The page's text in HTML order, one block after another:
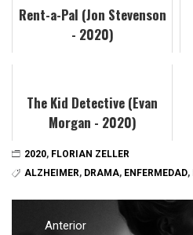
Rent-a-Pal (Jon Stevenson
- 2020)
The Kid Detective (Evan
Morgan - 2020)
2020, FLORIAN ZELLER
ALZHEIMER, DRAMA, ENFERMEDAD,
Navegación
Anterior